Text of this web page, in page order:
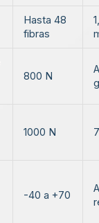
Hasta 48
fibras
800 N
1000 N
-40 a +70